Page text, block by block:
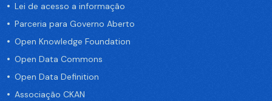
Lei de acesso a informação
Parceria para Governo Aberto
Open Knowledge Foundation
Open Data Commons
Open Data Definition
Associação CKAN